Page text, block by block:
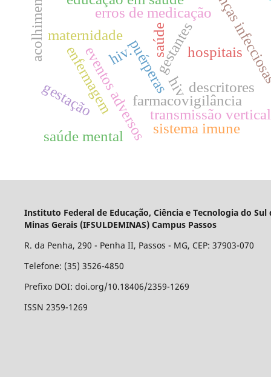
gestantes
puérperas
maternidade
erros de medicação
hospitais
farmacovigilância
eventos adversos
enfermagem hiv
gestação transmissão
acolhimento doenças
hiv. saúde
descritores
sistema imune
saúde mental
Instituto Federal de Educação, Ciência e Tecnologia do Sul
Minas Gerais (IFSULDEMINAS) Campus Passos
R. da Penha, 290 - Penha II, Passos - MG, CEP: 37903-070
Telefone: (35) 3526-4850
Prefixo DOI: doi.org/10.18406/2359-1269
ISSN 2359-1269